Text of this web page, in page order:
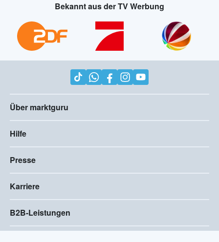
Bekannt aus der TV Werbung
Über marktguru
Hilfe
Presse
Karriere
B2B-Leistungen